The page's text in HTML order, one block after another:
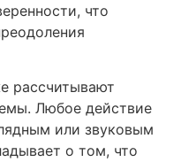
что
рассчитывают
Любое действие
или звуковым
о том, что